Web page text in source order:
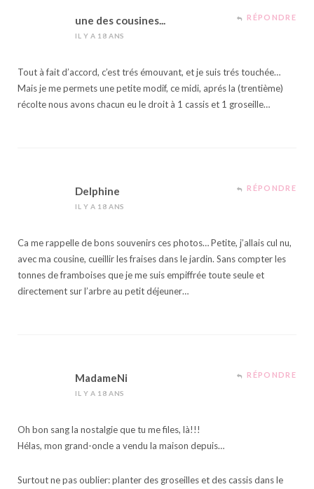
une des cousines...
IL Y A 18 ANS
RÉPONDRE
Tout à fait d’accord, c’est trés émouvant, et je suis trés touchée…
Mais je me permets une petite modif, ce midi, aprés la (trentième)
récolte nous avons chacun eu le droit à 1 cassis et 1 groseille…
Delphine
IL Y A 18 ANS
RÉPONDRE
Ca me rappelle de bons souvenirs ces photos… Petite, j’allais cul nu,
avec ma cousine, cueillir les fraises dans le jardin. Sans compter les
tonnes de framboises que je me suis empiffrée toute seule et
directement sur l’arbre au petit déjeuner…
MadameNi
IL Y A 18 ANS
RÉPONDRE
Oh bon sang la nostalgie que tu me files, là!!!
Hélas, mon grand-oncle a vendu la maison depuis…
Surtout ne pas oublier: planter des groseilles et des cassis dans le